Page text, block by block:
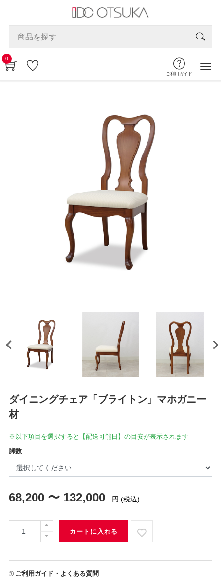
0
ご利用ガイド
ダイニングチェア「ブライトン」マホガニー
材
※以下項目を選択すると【配送可能日】の目安が表示されます
脚数
68,200 〜 132,000 円 (税込)
カートに入れる
ご利用ガイド・よくある質問